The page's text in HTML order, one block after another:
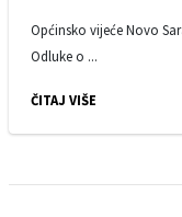
Općinsko vijeće Novo
Odluke o ...
ČITAJ VIŠE